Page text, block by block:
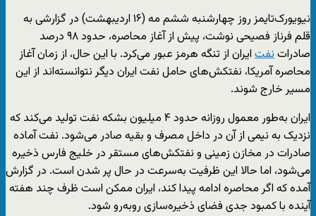
نیویورک‌تایمز روز چهارشنبه ششم مه (۱۶ اردیبهشت) در گزارشی به
قلم فرناز فصیحی نوشت، پیش از آغاز محاصره، حدود ۹۸ درصد
صادراتنفت ایران از تنگه هرمز عبور می‌کرد. با این حال، از زمان آغاز
محاصره آمریکا، نفتکش‌های حامل نفت ایران دیگر نتوانسته‌اند از این
مسیر خارج شوند.
ایران به‌طور معمول روزانه حدود ۴ میلیون بشکه نفت تولید می‌کند که
نزدیک به نیمی از آن در داخل مصرف و بقیه صادر می‌شود. نفت آماده
صادرات در مخازن زمینی و نفتکش‌های مستقر در خلیج فارس ذخیره
می‌شود، اما حالا این ظرفیت به‌سرعت در حال پر شدن است. در گزارش
آمده که اگر محاصره ادامه پیدا کند، ایران ممکن است ظرف چند هفته
آینده با کمبود جدی فضای ذخیره‌سازی روبه‌رو شود.